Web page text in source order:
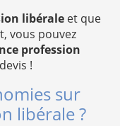
libérale et que
vous pouvez
profession
!
sur
libérale ?